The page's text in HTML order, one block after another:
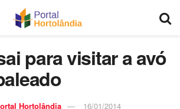
para visitar a avó
Hortolândia 16/01/2014